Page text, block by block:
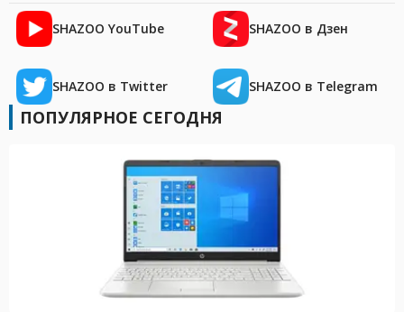
SHAZOO YouTube SHAZOO в Дзен
SHAZOO в Twitter SHAZOO в Telegram
ПОПУЛЯРНОЕ СЕГОДНЯ